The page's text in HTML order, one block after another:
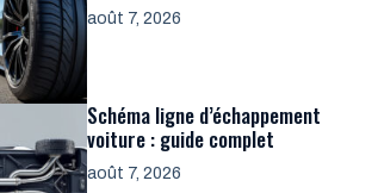
août 7, 2026
Schéma ligne d’échappement
voiture : guide complet
août 7, 2026